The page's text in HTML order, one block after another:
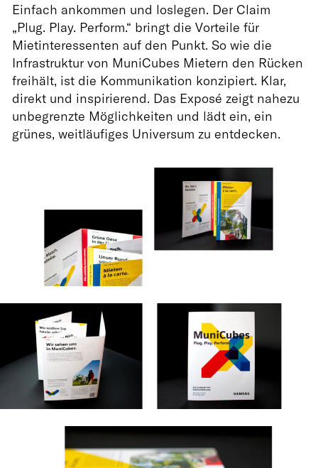
Einfach ankommen und loslegen. Der Claim
„Plug. Play. Perform.“ bringt die Vorteile für
Mietinteressenten auf den Punkt. So wie die
Infrastruktur von MuniCubes Mietern den Rücken
freihält, ist die Kommunikation konzipiert. Klar,
direkt und inspirierend. Das Exposé zeigt nahezu
unbegrenzte Möglichkeiten und lädt ein, ein
grünes, weitläufiges Universum zu entdecken.